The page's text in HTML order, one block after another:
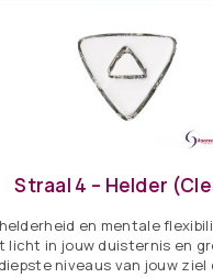
Straal 4 – Helder
en mentale
licht in jouw duisternis en
niveaus van jouw ziel